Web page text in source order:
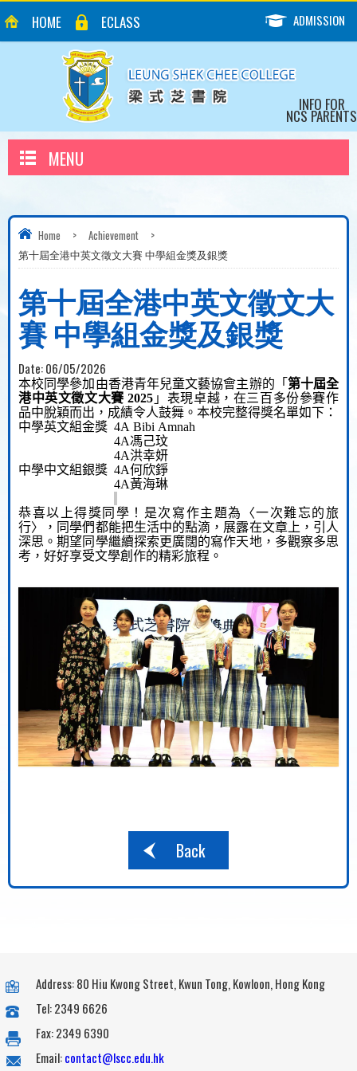
HOME ECLASS ADMISSION
INFO FOR
NCS PARENTS
MENU
Home > Achievement
>
第十屆全港中英文徵文大賽 中學組金獎及銀獎
第十屆全港中英文徵文大
賽 中學組金獎及銀獎
Date:06/05/2026
本校同學參加由香港青年兒童文藝協會主辦的「 第十屆全
港中英文徵文大賽 2025 」 表現卓越 ，在三百多份參賽作
品中脫穎而出， 成績令人鼓舞。 本校完整得獎名單如下：
中學英文組金獎 4A Bibi Amnah
4A馮己玟
4A洪幸妍
中學中文組銀獎 4A何欣錚
4A黃海琳
恭喜以上得獎 同學 ！是次寫作主題為〈一次難忘的旅
行〉，同學們都能把生活中的點滴，展露在文章上，引人
深思。期望同學繼續探索更廣闊的寫作天地， 多觀察多思
考，好好享受文學創作的精彩旅程 。
Back
Address: 80 Hiu Kwong Street, Kwun Tong, Kowloon, Hong Kong
Tel: 2349 6626
Fax: 2349 6390
Email:contact@lscc.edu.hk